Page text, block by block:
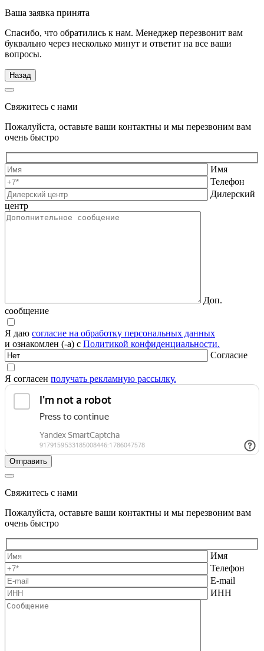
Ваша заявка принята
Спасибо, что обратились к нам. Менеджер перезвонит вам
буквально через несколько минут и ответит на все ваши
вопросы.
Назад
Свяжитесь с нами
Пожалуйста, оставьте ваши контактны и мы перезвоним вам
очень быстро
Имя
Телефон
Дилерский
центр
Доп.
сообщение
Я даю согласие на обработку персональных данных
и ознакомлен (-а) с Политикой конфиденциальности.
Согласие
Я согласен получать рекламную рассылку.
Свяжитесь с нами
Пожалуйста, оставьте ваши контактны и мы перезвоним вам
очень быстро
Имя
Телефон
E-mail
ИНН